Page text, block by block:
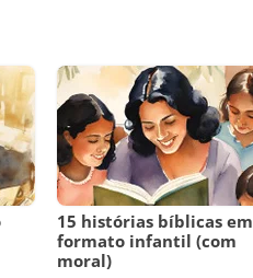
15 histórias bíblicas em
formato infantil (com
moral)